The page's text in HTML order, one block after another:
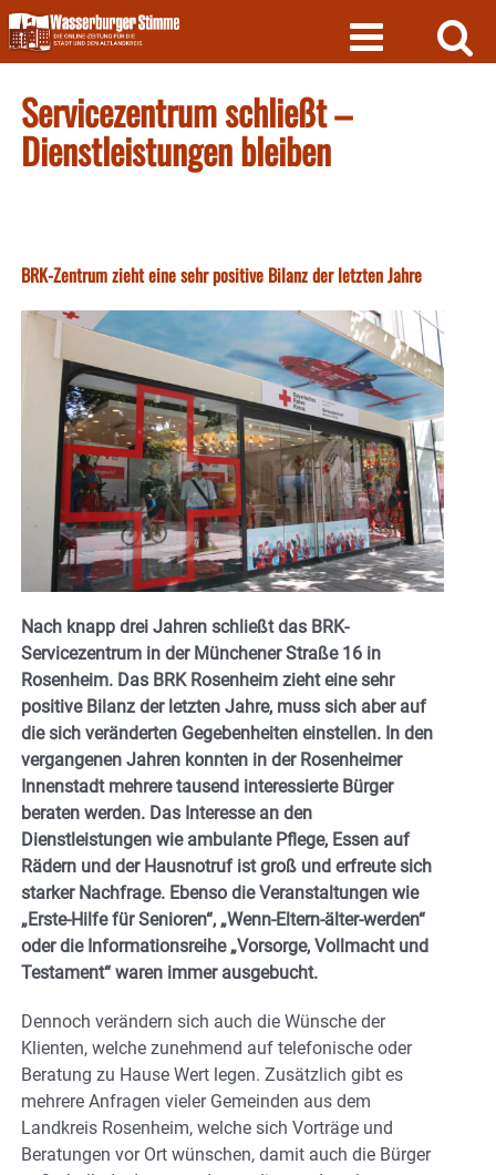
Skip
to
content
Servicezentrum schließt –
Dienstleistungen bleiben
BRK-Zentrum zieht eine sehr positive Bilanz der letzten Jahre
Nach knapp drei Jahren schließt das BRK-
Servicezentrum in der Münchener Straße 16 in
Rosenheim. Das BRK Rosenheim zieht eine sehr
positive Bilanz der letzten Jahre, muss sich aber auf
die sich veränderten Gegebenheiten einstellen. In den
vergangenen Jahren konnten in der Rosenheimer
Innenstadt mehrere tausend interessierte Bürger
beraten werden. Das Interesse an den
Dienstleistungen wie ambulante Pflege, Essen auf
Rädern und der Hausnotruf ist groß und erfreute sich
starker Nachfrage. Ebenso die Veranstaltungen wie
„Erste-Hilfe für Senioren“, „Wenn-Eltern-älter-werden“
oder die Informationsreihe „Vorsorge, Vollmacht und
Testament“ waren immer ausgebucht.
Dennoch verändern sich auch die Wünsche der
Klienten, welche zunehmend auf telefonische oder
Beratung zu Hause Wert legen. Zusätzlich gibt es
mehrere Anfragen vieler Gemeinden aus dem
Landkreis Rosenheim, welche sich Vorträge und
Beratungen vor Ort wünschen, damit auch die Bürger